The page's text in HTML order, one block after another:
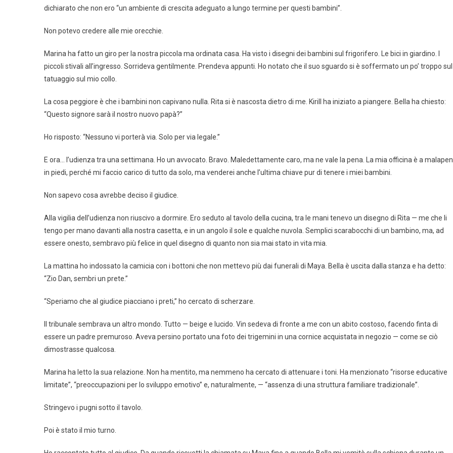
dichiarato che non ero “un ambiente di crescita adeguato a lungo termine per questi bambini”.
Non potevo credere alle mie orecchie.
Marina ha fatto un giro per la nostra piccola ma ordinata casa. Ha visto i disegni dei bambini sul frigorifero. Le bici in giardino. I
piccoli stivali all’ingresso. Sorrideva gentilmente. Prendeva appunti. Ho notato che il suo sguardo si è soffermato un po’ troppo sul
tatuaggio sul mio collo.
La cosa peggiore è che i bambini non capivano nulla. Rita si è nascosta dietro di me. Kirill ha iniziato a piangere. Bella ha chiesto:
“Questo signore sarà il nostro nuovo papà?”
Ho risposto: “Nessuno vi porterà via. Solo per via legale.”
E ora… l’udienza tra una settimana. Ho un avvocato. Bravo. Maledettamente caro, ma ne vale la pena. La mia officina è a
in piedi, perché mi faccio carico di tutto da solo, ma venderei anche l’ultima chiave pur di tenere i miei bambini.
Non sapevo cosa avrebbe deciso il giudice.
Alla vigilia dell’udienza non riuscivo a dormire. Ero seduto al tavolo della cucina, tra le mani tenevo un disegno di Rita — me che li
tengo per mano davanti alla nostra casetta, e in un angolo il sole e qualche nuvola. Semplici scarabocchi di un bambino, ma, ad
essere onesto, sembravo più felice in quel disegno di quanto non sia mai stato in vita mia.
La mattina ho indossato la camicia con i bottoni che non mettevo più dai funerali di Maya. Bella è uscita dalla stanza e ha detto:
“Zio Dan, sembri un prete.”
“Speriamo che al giudice piacciano i preti,” ho cercato di scherzare.
Il tribunale sembrava un altro mondo. Tutto — beige e lucido. Vin sedeva di fronte a me con un abito costoso, facendo finta di
essere un padre premuroso. Aveva persino portato una foto dei trigemini in una cornice acquistata in negozio — come se ciò
dimostrasse qualcosa.
Marina ha letto la sua relazione. Non ha mentito, ma nemmeno ha cercato di attenuare i toni. Ha menzionato “risorse educative
limitate”, “preoccupazioni per lo sviluppo emotivo” e, naturalmente, — “assenza di una struttura familiare tradizionale”.
Stringevo i pugni sotto il tavolo.
Poi è stato il mio turno.